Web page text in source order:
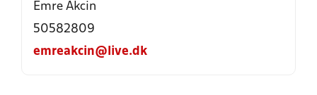
Emre Akcin
50582809
emreakcin@live.dk